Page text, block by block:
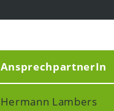
AnsprechpartnerIn
Hermann Lambers